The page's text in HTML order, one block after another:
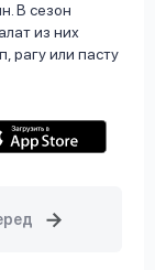
В сезон
из них
рагу или пасту